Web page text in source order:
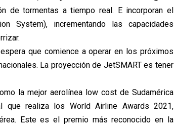
de tormentas a tiempo real. E incorporan el
System), incrementando las capacidades
que comience a operar en los próximos
La proyección de JetSMART es tener
la mejor aerolínea low cost de Sudamérica
que realiza los World Airline Awards 2021,
Este es el premio más reconocido en la